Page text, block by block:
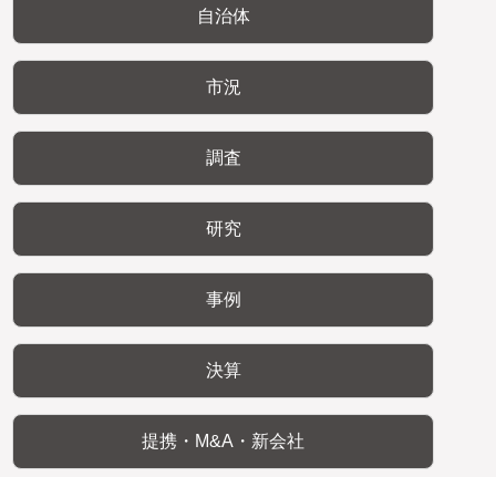
自治体
市況
調査
研究
事例
決算
提携・M&A・新会社